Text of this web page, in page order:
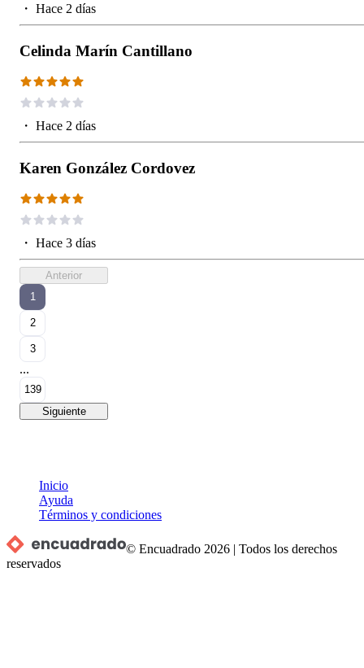
・ Hace 2 días
Celinda Marín Cantillano
・ Hace 2 días
Karen González Cordovez
・ Hace 3 días
Anterior
1
2
3
...
139
Siguiente
Inicio
Ayuda
Términos y condiciones
© Encuadrado 2026 |Todos los derechos
reservados